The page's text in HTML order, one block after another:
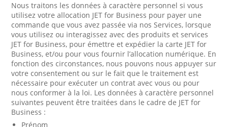
Nous traitons les données à caractère personnel si vous
utilisez votre allocation JET for Business pour payer une
commande que vous avez passée via nos Services, lorsque
vous utilisez ou interagissez avec des produits et services
JET for Business, pour émettre et expédier la carte JET for
Business, et/ou pour vous fournir l’allocation numérique. En
fonction des circonstances, nous pouvons nous appuyer sur
votre consentement ou sur le fait que le traitement est
nécessaire pour exécuter un contrat avec vous ou pour
nous conformer à la loi. Les données à caractère personnel
suivantes peuvent être traitées dans le cadre de JET for
Business :
Prénom